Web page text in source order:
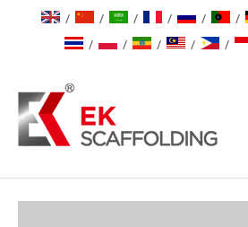
/ / / / / /
/
/ / / /